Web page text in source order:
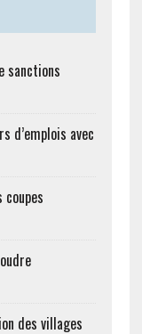
sanctions
d’emplois avec
des villages